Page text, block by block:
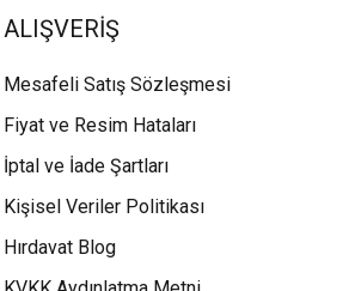
ALIŞVERİŞ
Mesafeli Satış Sözleşmesi
Fiyat ve Resim Hataları
İptal ve İade Şartları
Kişisel Veriler Politikası
Hırdavat Blog